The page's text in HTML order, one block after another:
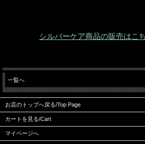
シルバーケア商品の販売はこ
一覧へ
お店のトップへ戻る/Top Page
カートを見る/Cart
マイページへ